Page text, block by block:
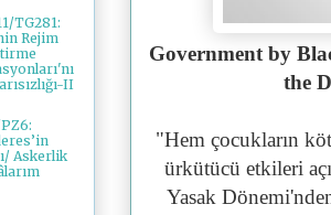
Government by
the
"Hem çocukların
ürkütücü etkileri
Yasak
TG281:
Rejim
II
Askerlik